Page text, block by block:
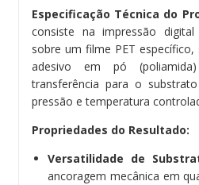
Especificação Técnica do
consiste na impressão
sobre um filme PET específico,
adesivo em pó
transferência para o
pressão e temperatura
Propriedades do Resultado:
Versatilidade de
ancoragem mecânica em